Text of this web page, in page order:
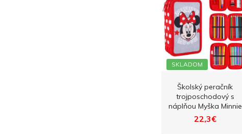
SKLADOM
Školský peračník
trojposchodový s
náplňou Myška Minnie
22,3€